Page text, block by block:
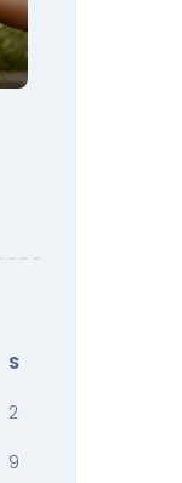
S
2
9